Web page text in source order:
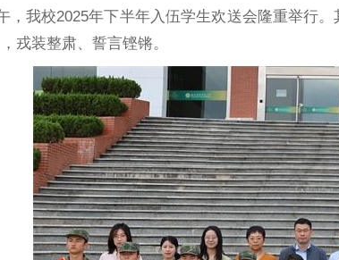
，我校2025年下半年入伍学生欢送会隆重举行
戎装整肃、誓言铿锵。